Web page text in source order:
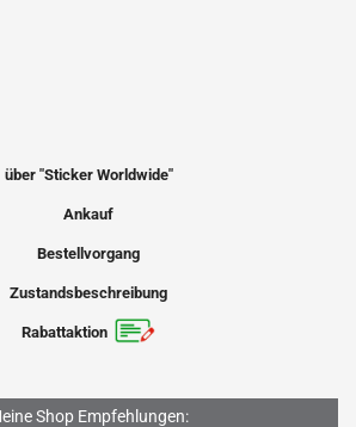
über "Sticker Worldwide"
Ankauf
Bestellvorgang
Zustandsbeschreibung
Rabattaktion
Shop Empfehlungen: